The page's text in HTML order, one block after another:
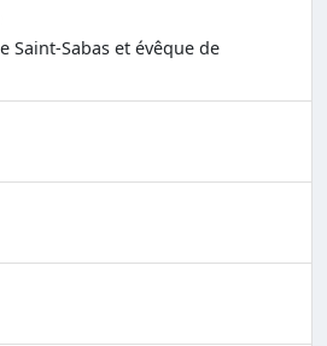
Saint-Sabas et évêque de